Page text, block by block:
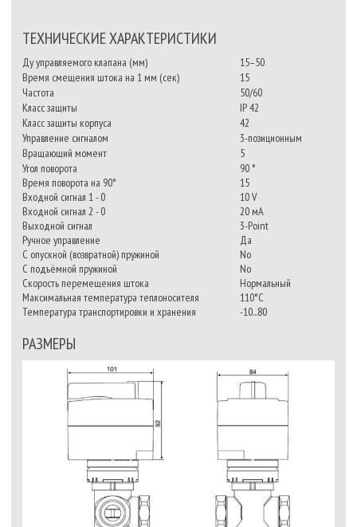
ТЕХНИЧЕСКИЕ ХАРАКТЕРИСТИКИ
Ду управляемого клапана (мм)
15–50
Время смещения штока на 1 мм (сек)
15
Частота
50/60
Класс защиты
IP 42
Класс защиты корпуса
42
Управление сигналом
3-позиционным
Вращающий момент
5
Угол поворота
90 °
Время поворота на 90°
15
Входной сигнал 1 - 0
10 V
Входной сигнал 2 - 0
20 мА
Выходной сигнал
3-Point
Ручное управление
Да
С опускной (возвратной) пружиной
No
С подъёмной пружиной
No
Скорость перемещения штока
Нормальный
Максимальная температура теплоносителя
110°С
Температура транспортировки и хранения
-10...80
РАЗМЕРЫ